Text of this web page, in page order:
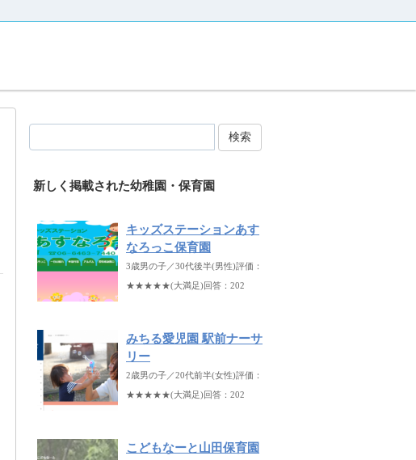
検索
新しく掲載された幼稚園・保育園
キッズステーションあす
なろっこ保育園
3歳男の子／30代後半(男性)評価：
★★★★★(大満足)回答：202
みちる愛児園 駅前ナーサ
リー
2歳男の子／20代前半(女性)評価：
★★★★★(大満足)回答：202
こどもなーと山田保育園